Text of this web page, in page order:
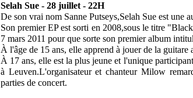
Selah Sue - 28 juillet - 22H
De son vrai nom Sanne Putseys,Selah Sue est une
Son premier EP est sorti en 2008,sous le titre
7 mars 2011 pour que sorte son premier album
À l'âge de 15 ans, elle apprend à jouer de la guitare
À 17 ans, elle est la plus jeune et l'unique
à Leuven.L'organisateur et chanteur Milow
parties de concert.